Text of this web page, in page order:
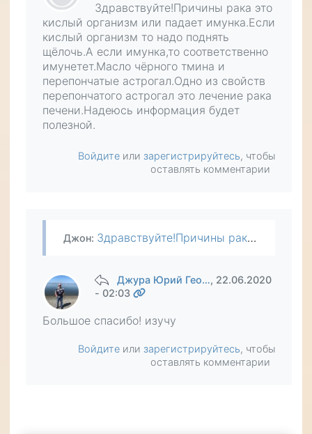
Здравствуйте!Причины рака это
кислый организм или падает имунка.Если
кислый организм то надо поднять
щёлочь.А если имунка,то соответственно
имунетет.Масло чёрного тмина и
перепончатые астрогал.Одно из свойств
перепончатого астрогал это лечение рака
печени.Надеюсь информация будет
полезной.
Войдите или зарегистрируйтесь, чтобы
оставлять комментарии
Джон: Здравствуйте!Причины рака это кислый организм или падает имунка.Если кислый организм то надо поднять щёлочь.А если имунка,то соответственно имунетет.Масло чёрного тмина и перепончатые астрогал.Одно…
Джура Юрий Гео…, 22.06.2020
- 02:03
Большое спасибо! изучу
Войдите или зарегистрируйтесь, чтобы
оставлять комментарии